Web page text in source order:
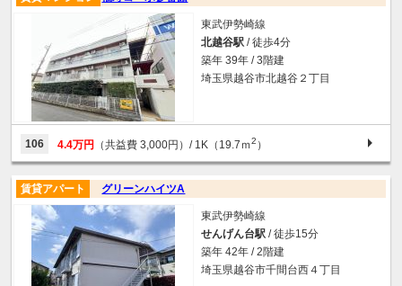
東武伊勢崎線
北越谷駅 / 徒歩4分
築年 39年 / 3階建
埼玉県越谷市北越谷２丁目
106 4.4万円 （共益費 3,000円）/ 1K（19.7ｍ2 ）
グリーンハイツA
賃貸アパート
東武伊勢崎線
せんげん台駅 / 徒歩15分
築年 42年 / 2階建
埼玉県越谷市千間台西４丁目